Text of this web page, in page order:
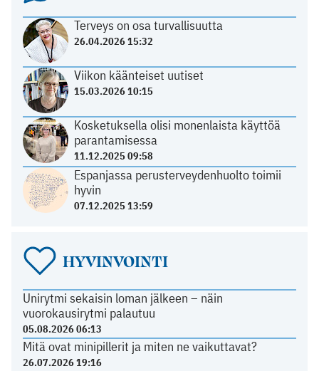
Terveys on osa turvallisuutta
26.04.2026 15:32
Viikon käänteiset uutiset
15.03.2026 10:15
Kosketuksella olisi monenlaista käyttöä
parantamisessa
11.12.2025 09:58
Espanjassa perusterveydenhuolto toimii
hyvin
07.12.2025 13:59
HYVINVOINTI
Unirytmi sekaisin loman jälkeen – näin
vuorokausirytmi palautuu
05.08.2026 06:13
Mitä ovat minipillerit ja miten ne vaikuttavat?
26.07.2026 19:16